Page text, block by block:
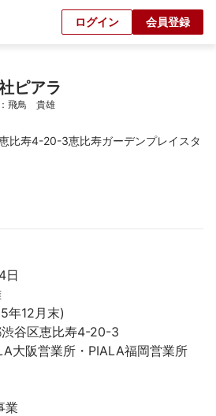
ログイン 会員登録
ピアラ
飛鳥　貴雄
比寿4-20-3恵比寿ガーデンプレイスタ
日
年12月末)
渋谷区恵比寿4-20-3
大阪営業所・PIALA福岡営業所
業